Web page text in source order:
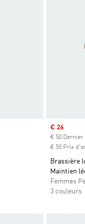
Prix soldé
€ 26
€ 50
€ 50 Prix
Brassière
Maintien
Femmes
3 couleurs